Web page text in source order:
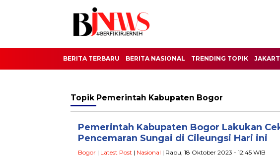
BERITA TERBARU BERITA NASIONAL TRENDING TOPIK
Topik Pemerintah Kabupaten Bogor
Pemerintah Kabupaten Bogor Lakukan
Pencemaran Sungai di Cileungsi Hari ini
Bogor | Latest Post | Nasional | Rabu, 18 Oktober 2023 - 12:45 WIB